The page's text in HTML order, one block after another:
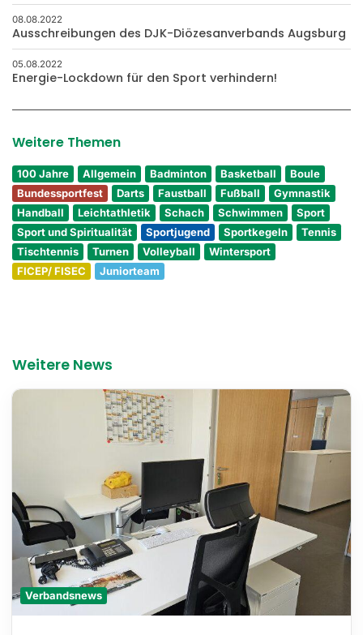
08.08.2022
Ausschreibungen des DJK-Diözesanverbands Augsburg
05.08.2022
Energie-Lockdown für den Sport verhindern!
Weitere Themen
100 Jahre Allgemein Badminton Basketball
Boule
Bundessportfest
Darts Faustball Fußball
Gymnastik
Handball
Leichtathletik Schach Schwimmen
Sport
Sport und Spiritualität
Sportjugend Sportkegeln
Tennis
Tischtennis
Turnen Volleyball
Wintersport
FICEP/ FISEC
Juniorteam
Weitere News
Verbandsnews